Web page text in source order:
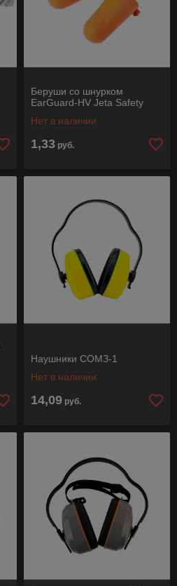
Беруши со шнурком
EarGuard-HV Jeta Safety
Нет в наличии
1,33 руб.
Наушники СОМЗ-1
Нет в наличии
14,09 руб.